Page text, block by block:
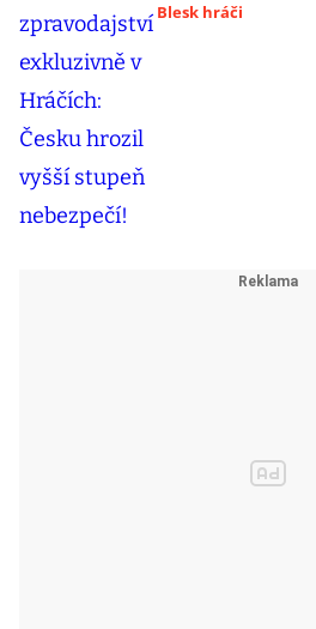
Blesk hráči